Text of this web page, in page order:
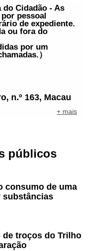
do Cidadão - As
pessoal
de expediente.
ou fora do
por um
）
n.º 163, Macau
+ mais
públicos
consumo de uma
substâncias
de troços do Trilho